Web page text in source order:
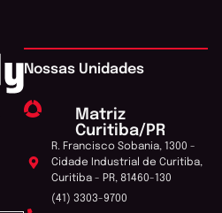
Nossas Unidades
Matriz
Curitiba/PR
R. Francisco Sobania, 1300 -
Cidade Industrial de Curitiba,
Curitiba - PR, 81460-130
(41) 3303-9700